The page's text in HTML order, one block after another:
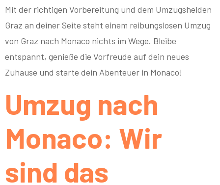
Mit der richtigen Vorbereitung und dem Umzugshelden
Graz an deiner Seite steht einem reibungslosen Umzug
von Graz nach Monaco nichts im Wege. Bleibe
entspannt, genieße die Vorfreude auf dein neues
Zuhause und starte dein Abenteuer in Monaco!
Umzug nach
Monaco: Wir
sind das